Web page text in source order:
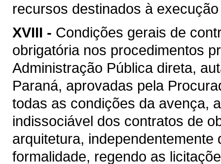
recursos destinados à
XVIII - Condições gerais de
obrigatória nos procedimentos
Administração Pública direta,
Paraná, aprovadas pela
todas as condições da avença,
indissociável dos contratos de
arquitetura,
formalidade, regendo as